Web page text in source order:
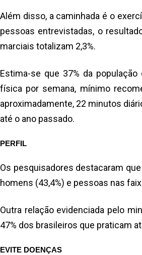
Além disso, a caminhada é o
pessoas entrevistadas, o
marciais totalizam 2,3%.
Estima-se que 37% da
física por semana, mínimo
aproximadamente, 22 minutos
até o ano passado.
PERFIL
Os pesquisadores destacaram
homens (43,4%) e pessoas nas
Outra relação evidenciada pelo
47% dos brasileiros que praticam
EVITE DOENÇAS